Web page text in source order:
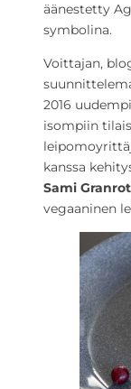
äänestetty
symbolina.
Voittajan,
2016
isompiin
kanssa
Sami
vegaaninen